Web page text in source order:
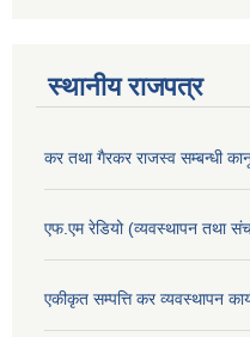
स्थानीय राजपत्र
कर तथा गैरकर राजस्व सम्बन्धी
एफ.एम रेडियो (व्यवस्थापन तथा
एकीकृत सम्पत्ति कर व्यवस्थापन